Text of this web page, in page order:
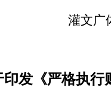
灌文广
印发《严格执行